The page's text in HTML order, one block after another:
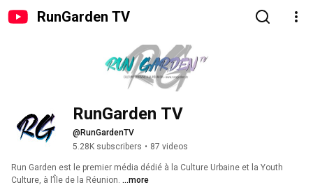
RunGarden TV
RunGarden TV
@RunGardenTV
5.28K subscribers • 87 videos
Run Garden est le premier média dédié à la Culture Urbaine et la Youth
Culture, à l’Île de la Réunion. ...more